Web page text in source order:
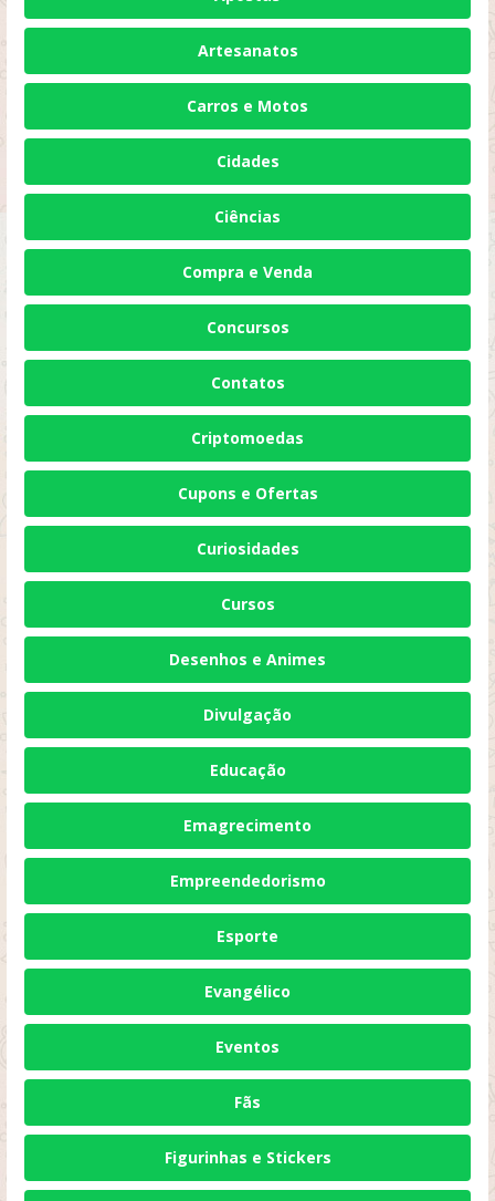
Artesanatos
Carros e Motos
Cidades
Ciências
Compra e Venda
Concursos
Contatos
Criptomoedas
Cupons e Ofertas
Curiosidades
Cursos
Desenhos e Animes
Divulgação
Educação
Emagrecimento
Empreendedorismo
Esporte
Evangélico
Eventos
Fãs
Figurinhas e Stickers